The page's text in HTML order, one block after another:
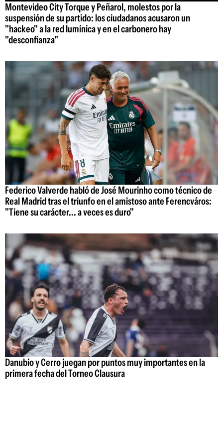
Montevideo City Torque y Peñarol, molestos por la
suspensión de su partido: los ciudadanos acusaron un
"hackeo" a la red lumínica y en el carbonero hay
"desconfianza"
Federico Valverde habló de José Mourinho como técnico de
Real Madrid tras el triunfo en el amistoso ante Ferencváros:
"Tiene su carácter... a veces es duro"
Danubio y Cerro juegan por puntos muy importantes en la
primera fecha del Torneo Clausura